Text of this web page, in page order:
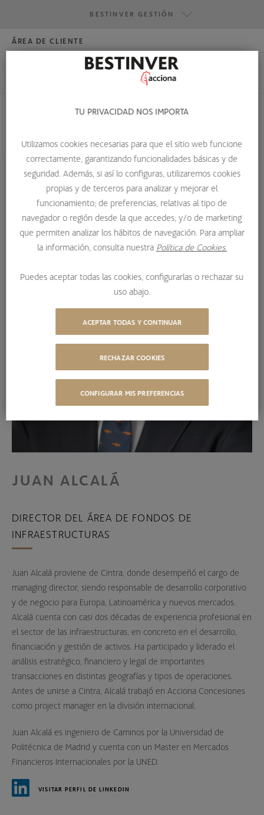
BESTINVER GESTIÓN
BESTINVER SECURITIES
ÁREA DE CLIENTE
JUAN ALCALÁ
DIRECTOR DEL ÁREA DE FONDOS DE
INFRAESTRUCTURAS
Juan Alcalá proviene de Cintra, donde desempeñó el cargo de
managing director, siendo responsable de desarrollo corporativo
y de negocio para Europa, Latinoamérica y nuevos mercados.
Alcalá cuenta con casi dos décadas de experiencia profesional en
el sector de las infraestructuras, en concreto en el desarrollo,
financiación y gestión de activos. Ha participado y liderado el
análisis estratégico, financiero y legal de importantes
transacciones en distintas geografías y tipos de operaciones.
Antes de unirse a Cintra, Alcalá trabajó en Acciona Concesiones
como project manager en la división internacional.
Juan Alcalá es ingeniero de Caminos por la Universidad de
Politécnica de Madrid y cuenta con un Master en Mercados
Financieros Internacionales por la UNED.
VISITAR PERFIL DE LINKEDIN
TU PRIVACIDAD NOS IMPORTA
Utilizamos cookies necesarias para que el sitio web funcione
correctamente, garantizando funcionalidades básicas y de
seguridad. Además, si así lo configuras, utilizaremos cookies
propias y de terceros para analizar y mejorar el
funcionamiento; de preferencias, relativas al tipo de
navegador o región desde la que accedes; y/o de marketing
que permiten analizar los hábitos de navegación. Para ampliar
la información, consulta nuestra Política de Cookies.
Puedes aceptar todas las cookies, configurarlas o rechazar su
uso abajo.
CONFIGURAR MIS PREFERENCIAS
RECHAZAR COOKIES
ACEPTAR TODAS Y CONTINUAR